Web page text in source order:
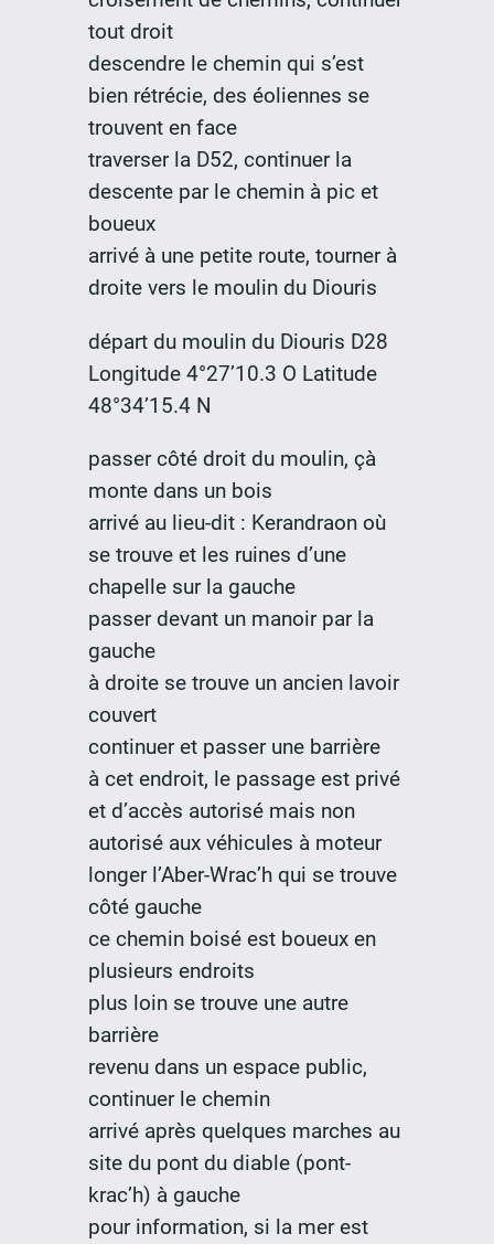
tout droit
descendre le chemin qui s’est
bien rétrécie, des éoliennes se
trouvent en face
traverser la D52, continuer la
descente par le chemin à pic et
boueux
arrivé à une petite route, tourner à
droite vers le moulin du Diouris
départ du moulin du Diouris D28
Longitude 4°27’10.3 O Latitude
48°34’15.4 N
passer côté droit du moulin, çà
monte dans un bois
arrivé au lieu-dit : Kerandraon où
se trouve et les ruines d’une
chapelle sur la gauche
passer devant un manoir par la
gauche
à droite se trouve un ancien lavoir
couvert
continuer et passer une barrière
à cet endroit, le passage est privé
et d’accès autorisé mais non
autorisé aux véhicules à moteur
longer l’Aber-Wrac’h qui se trouve
côté gauche
ce chemin boisé est boueux en
plusieurs endroits
plus loin se trouve une autre
barrière
revenu dans un espace public,
continuer le chemin
arrivé après quelques marches au
site du pont du diable (pont-
krac’h) à gauche
pour information, si la mer est